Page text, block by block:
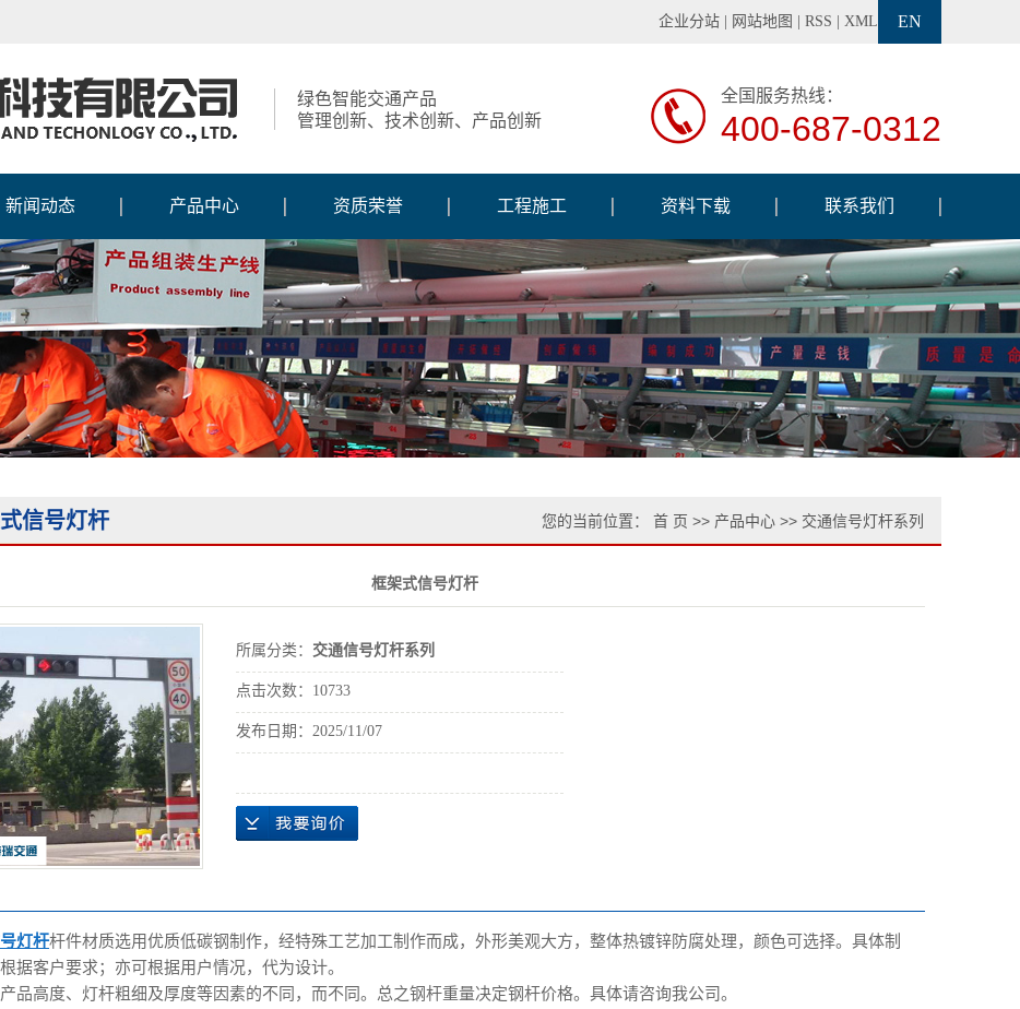
EN
企业分站 网站地图 RSS XML
绿色智能交通产品
管理创新、技术创新、产品创新
全国服务热线：
400-687-0312
新闻动态
行业动态
媒体报道
公司新闻
人物风采
产品中心
智慧交通系列
交通信号控制机系列
交通信号灯系列
定制人行灯系列
交通标志系列
其他产品
资质荣誉
获得荣誉
资质证书
知识产权
工程施工
工程案例
施工设备
施工现场
生产检测设备
资料下载
调试软件
交通信号灯说明书
交通信号机说明书
巡闪标志牌说明书
联系我们
信号灯杆 您的当前位置： 首 页 >> 产品中心 >> 交通信号灯杆系列
框架式信号灯杆
所属分类： 交通信号灯杆系列
点击次数： 10733
发布日期： 2025/11/07
灯杆杆件材质选用优质低碳钢制作，经特殊工艺加工制作而成，外形美观大方，整体热镀锌防腐处理，颜色可选择。具体制
据客户要求；亦可根据用户情况，代为设计。
品高度、灯杆粗细及厚度等因素的不同，而不同。总之钢杆重量决定钢杆价格。具体请咨询我公司。